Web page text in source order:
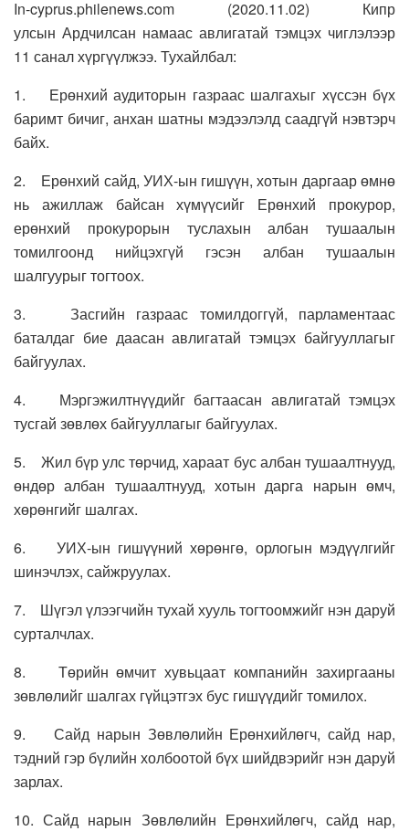
In-cyprus.philenews.com (2020.11.02) Кипр
улсын Ардчилсан намаас авлигатай тэмцэх чиглэлээр
11 санал хүргүүлжээ. Тухайлбал:
1. Ерөнхий аудиторын газраас шалгахыг хүссэн бүх
баримт бичиг, анхан шатны мэдээлэлд саадгүй нэвтэрч
байх.
2. Ерөнхий сайд, УИХ-ын гишүүн, хотын даргаар өмнө
нь ажиллаж байсан хүмүүсийг Ерөнхий прокурор,
ерөнхий прокурорын туслахын албан тушаалын
томилгоонд нийцэхгүй гэсэн албан тушаалын
шалгуурыг тогтоох.
3. Засгийн газраас томилдоггүй, парламентаас
баталдаг бие даасан авлигатай тэмцэх байгууллагыг
байгуулах.
4. Мэргэжилтнүүдийг багтаасан авлигатай тэмцэх
тусгай зөвлөх байгууллагыг байгуулах.
5. Жил бүр улс төрчид, хараат бус албан тушаалтнууд,
өндөр албан тушаалтнууд, хотын дарга нарын өмч,
хөрөнгийг шалгах.
6. УИХ-ын гишүүний хөрөнгө, орлогын мэдүүлгийг
шинэчлэх, сайжруулах.
7. Шүгэл үлээгчийн тухай хууль тогтоомжийг нэн даруй
сурталчлах.
8. Төрийн өмчит хувьцаат компанийн захиргааны
зөвлөлийг шалгах гүйцэтгэх бус гишүүдийг томилох.
9. Сайд нарын Зөвлөлийн Ерөнхийлөгч, сайд нар,
тэдний гэр бүлийн холбоотой бүх шийдвэрийг нэн даруй
зарлах.
10. Сайд нарын Зөвлөлийн Ерөнхийлөгч, сайд нар,